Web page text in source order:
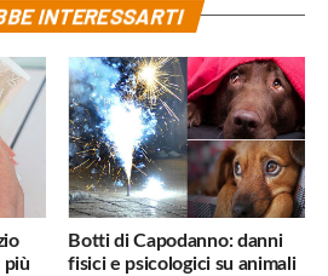
INTERESSARTI
più
Botti di Capodanno: danni
fisici e psicologici su animali